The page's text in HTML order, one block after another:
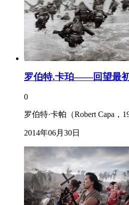
罗伯特.卡珀——回望最
0
罗伯特·卡帕（Robert Capa
2014年06月30日